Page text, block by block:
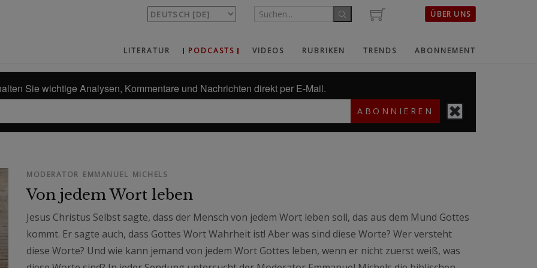
ÜBER UNS
LITERATUR PODCASTS VIDEOS RUBRIKEN TRENDS ABONNEMENT
Sie wichtige Analysen, Kommentare und Nachrichten direkt per E-Mail.
ABONNIEREN
MODERATOR EMMANUEL MICHELS
Von jedem Wort leben
Jesus Christus Selbst sagte, dass der Mensch von jedem Wort leben soll, das aus dem Mund Gottes
kommt. Er sagte auch, dass Gottes Wort Wahrheit ist! Aber was sind diese Worte? Wer versteht
diese Worte? Und wie kann jemand von jedem Wort Gottes leben, wenn er nicht zuerst weiß, was